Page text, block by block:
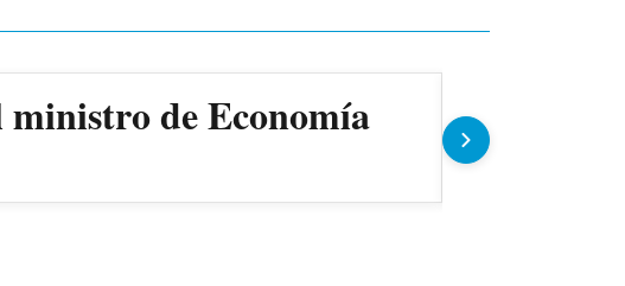
ministro de Economía Petropar